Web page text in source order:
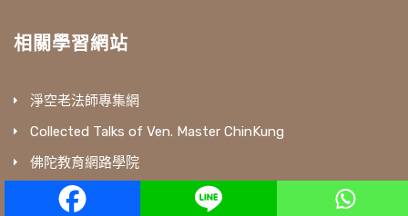
相關學習網站
淨空老法師專集網
Collected Talks of Ven. Master ChinKung
佛陀教育網路學院
華藏淨宗弘化網